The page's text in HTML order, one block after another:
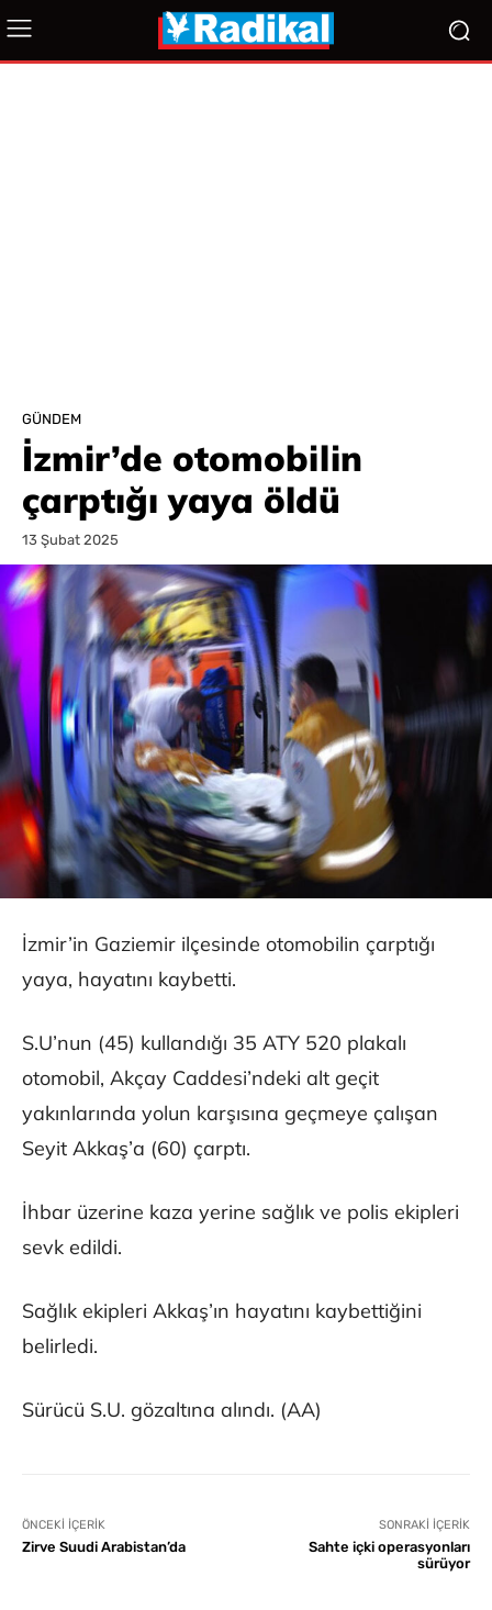
GÜNDEM
İzmir’de otomobilin
çarptığı yaya öldü
13 Şubat 2025
İzmir’in Gaziemir ilçesinde otomobilin çarptığı
yaya, hayatını kaybetti.
S.U’nun (45) kullandığı 35 ATY 520 plakalı
otomobil, Akçay Caddesi’ndeki alt geçit
yakınlarında yolun karşısına geçmeye çalışan
Seyit Akkaş’a (60) çarptı.
İhbar üzerine kaza yerine sağlık ve polis ekipleri
sevk edildi.
Sağlık ekipleri Akkaş’ın hayatını kaybettiğini
belirledi.
Sürücü S.U. gözaltına alındı. (AA)
ÖNCEKI İÇERIK
Zirve Suudi Arabistan’da
SONRAKI İÇERIK
Sahte içki operasyonları
sürüyor